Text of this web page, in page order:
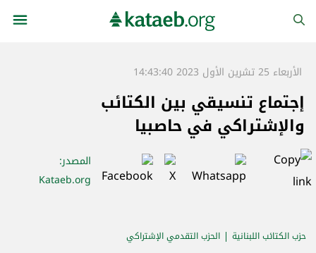
الأربعاء 25 تشرين الأول 2023 14:43:40
إجتماع تنسيقي بين الكتائب
والإشتراكي في حاصبيا
المصدر:
Kataeb.org
حزب الكتائب اللبنانية
الحزب التقدمي الإشتراكي